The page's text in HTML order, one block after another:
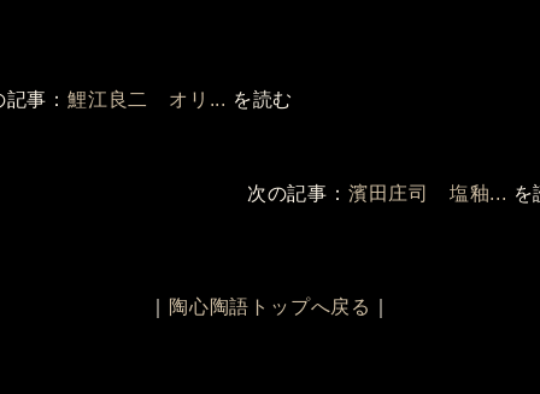
記事：鯉江良二 オリ... を読む
次の記事： 濱田庄司 塩釉... を
陶心陶語トップへ戻る